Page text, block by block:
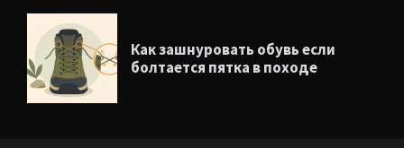
Как зашнуровать обувь если
болтается пятка в походе